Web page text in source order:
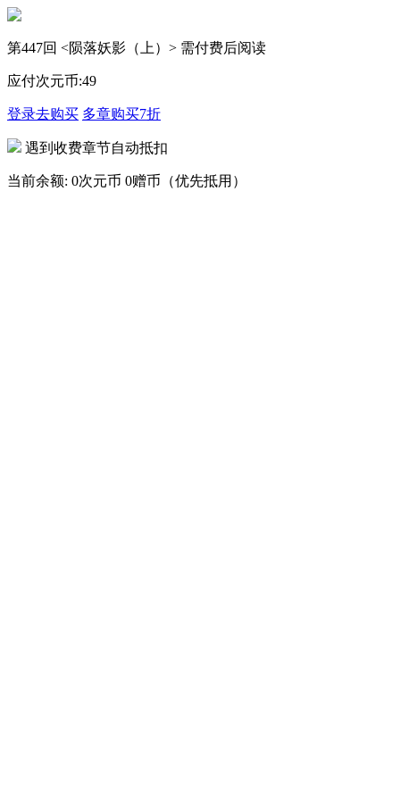
第447回 <陨落妖影（上）> 需付费后阅读
应付次元币:49
登录去购买 多章购买7折
遇到收费章节自动抵扣
当前余额: 0次元币 0赠币（优先抵用）